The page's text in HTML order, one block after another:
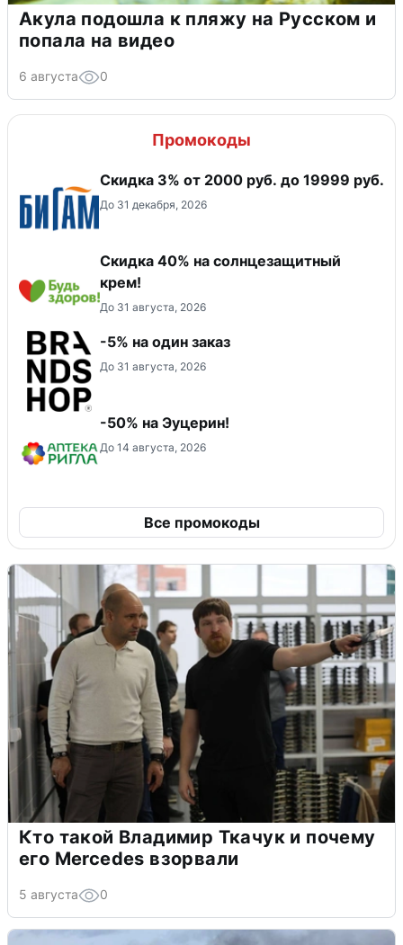
Акула подошла к пляжу на Русском и
попала на видео
6 августа 0
Промокоды
​Скидка 3% от 2000 руб. до 19999 руб.
До 31 декабря, 2026
Скидка 40% на солнцезащитный
крем!
До 31 августа, 2026
-5% на один заказ
До 31 августа, 2026
-50% на Эуцерин!
До 14 августа, 2026
Все промокоды
Кто такой Владимир Ткачук и почему
его Mercedes взорвали
5 августа 0